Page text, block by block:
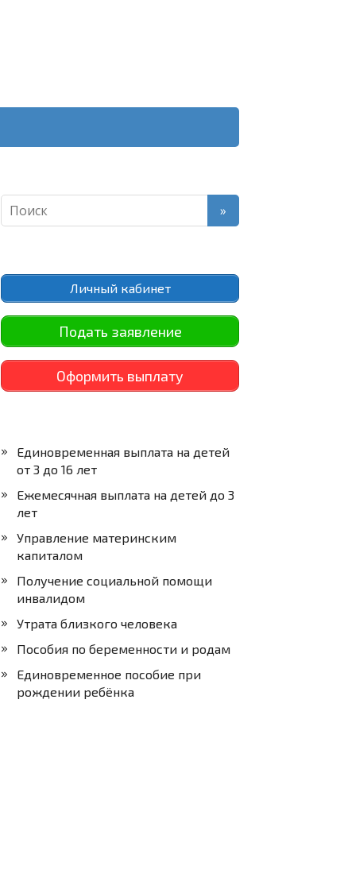
Личный кабинет
Подать заявление
Оформить выплату
Единовременная выплата на детей
от 3 до 16 лет
Ежемесячная выплата на детей до 3
лет
Управление материнским
капиталом
Получение социальной помощи
инвалидом
Утрата близкого человека
Пособия по беременности и родам
Единовременное пособие при
рождении ребёнка